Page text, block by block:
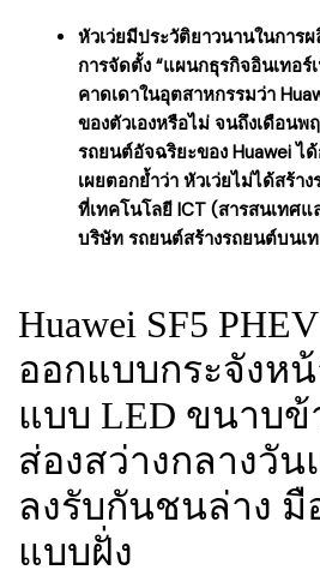
หัวเว่ยมีประวัติยาวนานในการ
การจัดตั้ง “แผนกธุรกิจอินเทอ
คาดเดาในอุตสาหกรรมว่า
ของตัวเองหรือไม่ จนถึงเดือน
รถยนต์อัจฉริยะของ Huawei ไ
เผยตอกย้ำว่า หัวเว่ยไม่ได้สร้า
ที่เทคโนโลยี ICT (สารสนเทศแ
บริษัท รถยนต์สร้างรถยนต์บนเ
Huawei SF5
ออกแบบกระจังห
แบบ LED ขนาบข้
ส่องสว่างกลางวัน
ลงรับกันชนล่าง มื
แบบฝั่ง